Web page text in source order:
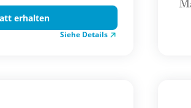
erhalten
Siehe Details